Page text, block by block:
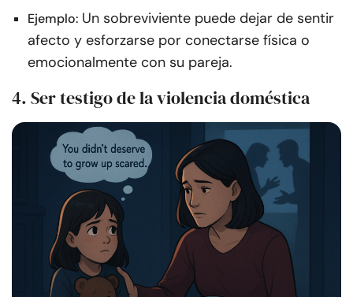
Ejemplo: Un sobreviviente puede dejar de sentir
afecto y esforzarse por conectarse física o
emocionalmente con su pareja.
4. Ser testigo de la violencia doméstica